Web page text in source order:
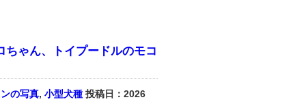
ゃん、トイプードルのモコ
の写真, 小型犬種 投稿日：2026